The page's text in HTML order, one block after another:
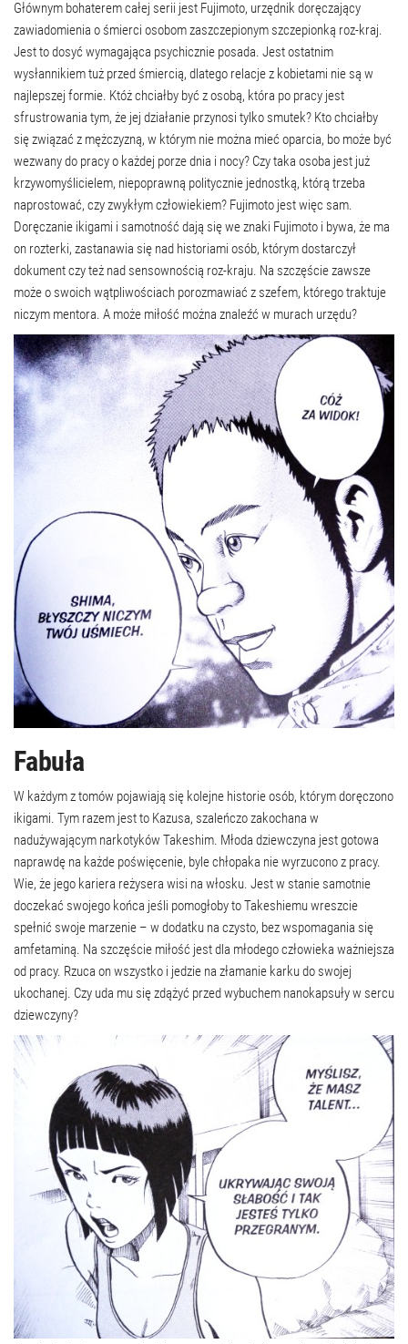
Głównym bohaterem całej serii jest Fujimoto, urzędnik doręczający
zawiadomienia o śmierci osobom zaszczepionym szczepionką roz-kraj.
Jest to dosyć wymagająca psychicznie posada. Jest ostatnim
wysłannikiem tuż przed śmiercią, dlatego relacje z kobietami nie są w
najlepszej formie. Któż chciałby być z osobą, która po pracy jest
sfrustrowania tym, że jej działanie przynosi tylko smutek? Kto chciałby
się związać z mężczyzną, w którym nie można mieć oparcia, bo może być
wezwany do pracy o każdej porze dnia i nocy? Czy taka osoba jest już
krzywomyślicielem, niepoprawną politycznie jednostką, którą trzeba
naprostować, czy zwykłym człowiekiem? Fujimoto jest więc sam.
Doręczanie ikigami i samotność dają się we znaki Fujimoto i bywa, że ma
on rozterki, zastanawia się nad historiami osób, którym dostarczył
dokument czy też nad sensownością roz-kraju. Na szczęście zawsze
może o swoich wątpliwościach porozmawiać z szefem, którego traktuje
niczym mentora. A może miłość można znaleźć w murach urzędu?
Fabuła
W każdym z tomów pojawiają się kolejne historie osób, którym doręczono
ikigami. Tym razem jest to Kazusa, szaleńczo zakochana w
nadużywającym narkotyków Takeshim. Młoda dziewczyna jest gotowa
naprawdę na każde poświęcenie, byle chłopaka nie wyrzucono z pracy.
Wie, że jego kariera reżysera wisi na włosku. Jest w stanie samotnie
doczekać swojego końca jeśli pomogłoby to Takeshiemu wreszcie
spełnić swoje marzenie – w dodatku na czysto, bez wspomagania się
amfetaminą. Na szczęście miłość jest dla młodego człowieka ważniejsza
od pracy. Rzuca on wszystko i jedzie na złamanie karku do swojej
ukochanej. Czy uda mu się zdążyć przed wybuchem nanokapsuły w sercu
dziewczyny?